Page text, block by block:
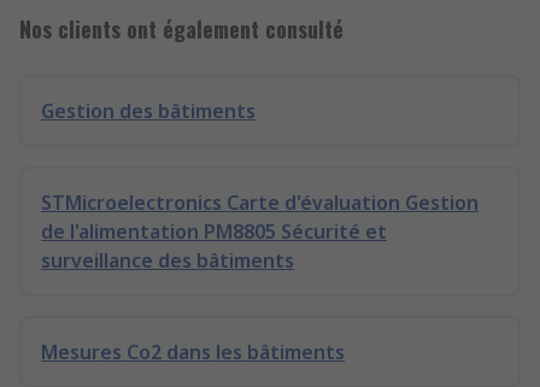
Nos clients ont également consulté
Gestion des bâtiments
STMicroelectronics Carte d'évaluation Gestion
de l'alimentation PM8805 Sécurité et
surveillance des bâtiments
Mesures Co2 dans les bâtiments